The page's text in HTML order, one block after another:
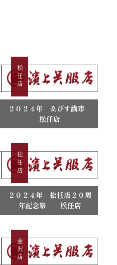
松任店
２０２４年 ゑびす講市
松任店
松任店
２０２４年 松任店２０周
年記念祭 松任店
金沢店